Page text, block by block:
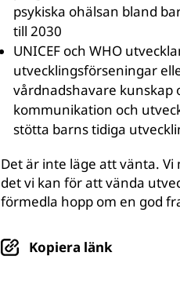
psykiska ohälsan bland
till 2030
UNICEF och WHO
utvecklingsförseningar
vårdnadshavare kunskap
kommunikation och
stötta barns tidiga
Det är inte läge att vänta.
det vi kan för att vända
förmedla hopp om en god
Kopiera länk